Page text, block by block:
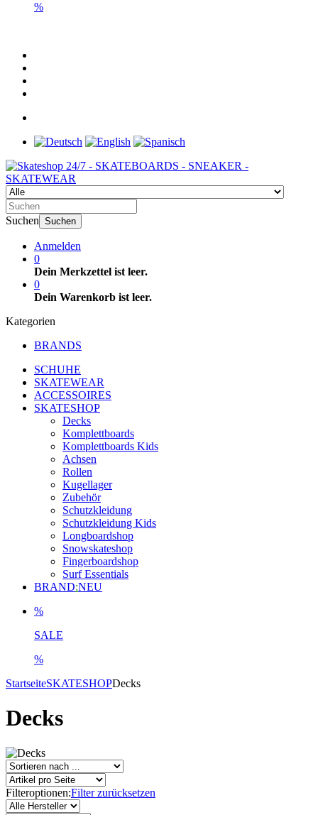
%
Suchen Suchen
Anmelden
0
Dein Merkzettel ist leer.
0
Dein Warenkorb ist leer.
Kategorien
BRANDS
SCHUHE
SKATEWEAR
ACCESSOIRES
SKATESHOP
Decks
Komplettboards
Komplettboards Kids
Achsen
Rollen
Kugellager
Zubehör
Schutzkleidung
Schutzkleidung Kids
Longboardshop
Snowskateshop
Fingerboardshop
Surf Essentials
BRAND:NEU
%
SALE
%
StartseiteSKATESHOPDecks
Decks
Filteroptionen:Filter zurücksetzen